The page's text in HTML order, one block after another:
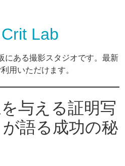
Lab
にある撮影スタジオです。最新
用いただけます。
与える証明写
語る成功の秘